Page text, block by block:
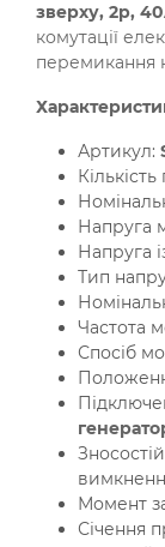
зверху, 2p,
комутації
перемикання
Артикул:
Напруга
Напруга
Тип
Частота
Спосіб
Момент
Січення